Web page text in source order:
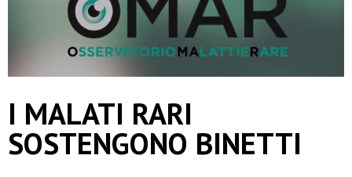
I MALATI RARI
SOSTENGONO BINETTI